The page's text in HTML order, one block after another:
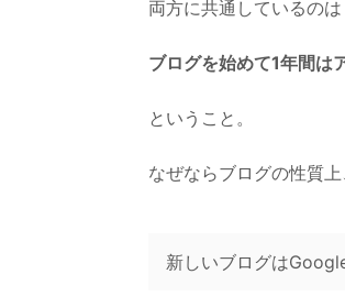
両方に共通しているのは
ブログを始めて1年間は
ということ。
なぜならブログの性質
新しいブログは